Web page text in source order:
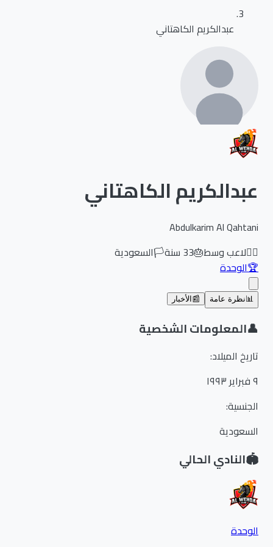
عبدالكريم الكاهتاني
عبدالكريم الكاهتاني
Abdulkarim Al Qahtani
لاعب وسط🎂
33سنة🏳️السعودية
الوحدة
نظرة عامة 📰 الأخبار
المعلومات الشخصية
تاريخ الميلاد:
الجنسية:
السعودية
النادي الحالي
الوحدة